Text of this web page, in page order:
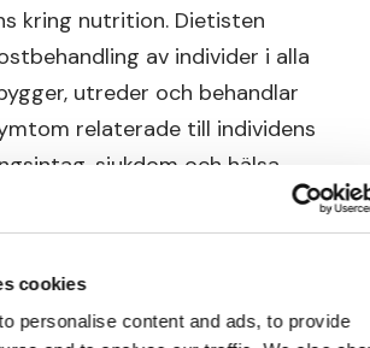
cookies
personalise content and ads, to provide
kring nutrition. Dietisten
av individer i alla
utreder och behandlar
relaterade till individens
sjukdom och hälsa.
lönestatistik för år 2021 var
Efter 10-år i yrket var
år 33 000 kr.